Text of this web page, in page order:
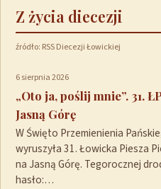
Z życia diecezji
źródło: RSS Diecezji Łowickiej
6 sierpnia 2026
„Oto ja, poślij mnie”. 31.
Jasną Górę
W Święto Przemienienia
wyruszyła 31. Łowicka Piesza
na Jasną Górę. Tegorocznej
hasło:…